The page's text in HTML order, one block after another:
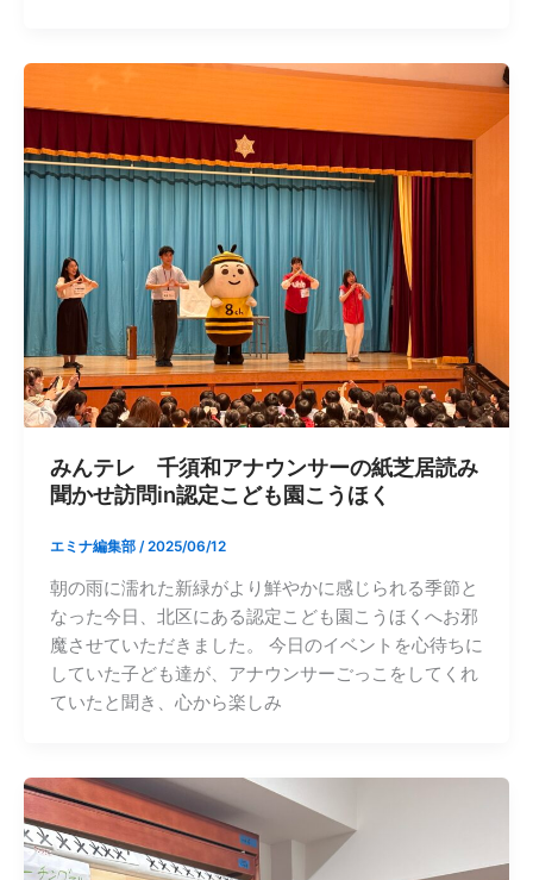
みんテレ 千須和アナウンサーの紙芝居読み
聞かせ訪問in認定こども園こうほく
エミナ編集部 /2025/06/12
朝の雨に濡れた新緑がより鮮やかに感じられる季節と
なった今日、北区にある認定こども園こうほくへお邪
魔させていただきました。 今日のイベントを心待ちに
していた子ども達が、アナウンサーごっこをしてくれ
ていたと聞き、心から楽しみ